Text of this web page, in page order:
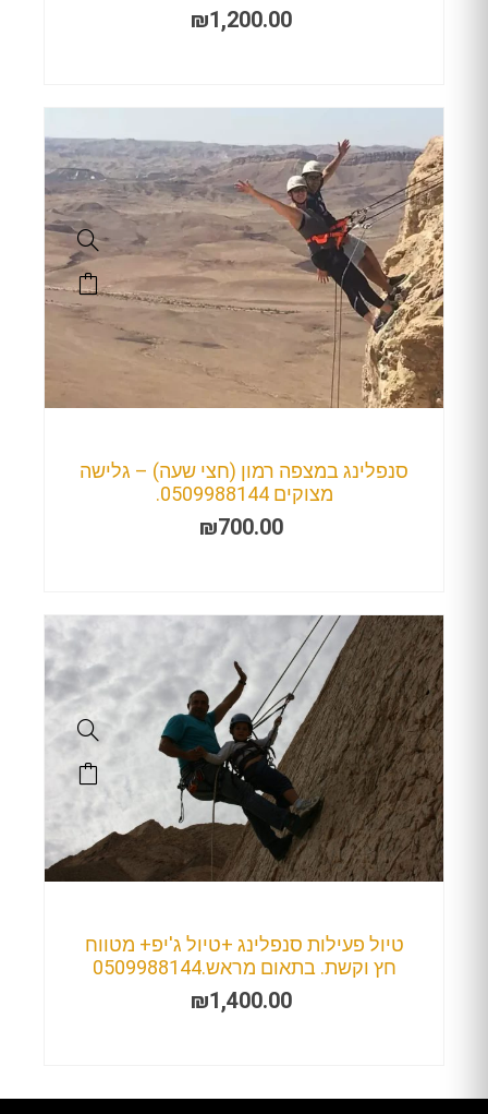
₪1,200.00
סנפלינג במצפה רמון (חצי שעה) – גלישה
מצוקים 0509988144.
₪700.00
טיול פעילות סנפלינג +טיול ג'יפ+ מטווח
חץ וקשת. בתאום מראש.0509988144
₪1,400.00